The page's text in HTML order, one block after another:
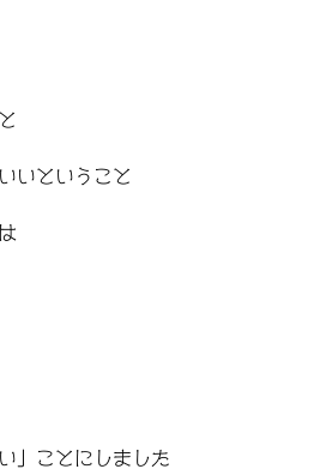
いということ
」ことにしました